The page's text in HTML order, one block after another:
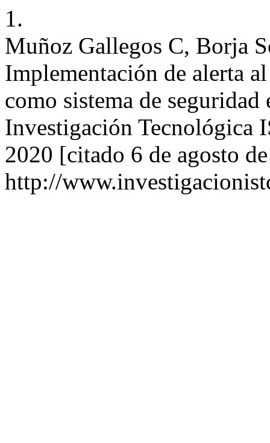
1.
Muñoz Gallegos C, Borja
Implementación de alerta
como sistema de
Investigación Tecnológica
2020 [citado 6 de agosto
http://